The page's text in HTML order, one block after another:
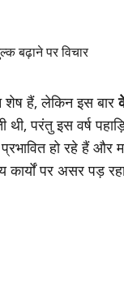
शेष हैं, लेकिन इस बार
परंतु इस वर्ष
हो रहे हैं
कार्यों पर असर पड़